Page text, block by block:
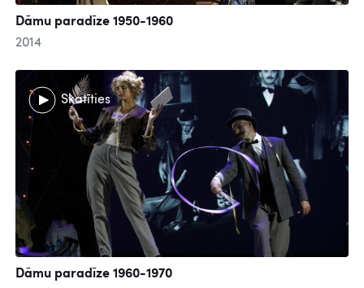
Dāmu paradīze 1950-1960
2014
Skatīties
Dāmu paradīze 1960-1970